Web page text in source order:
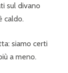
sul divano
caldo.
siamo certi
a meno.